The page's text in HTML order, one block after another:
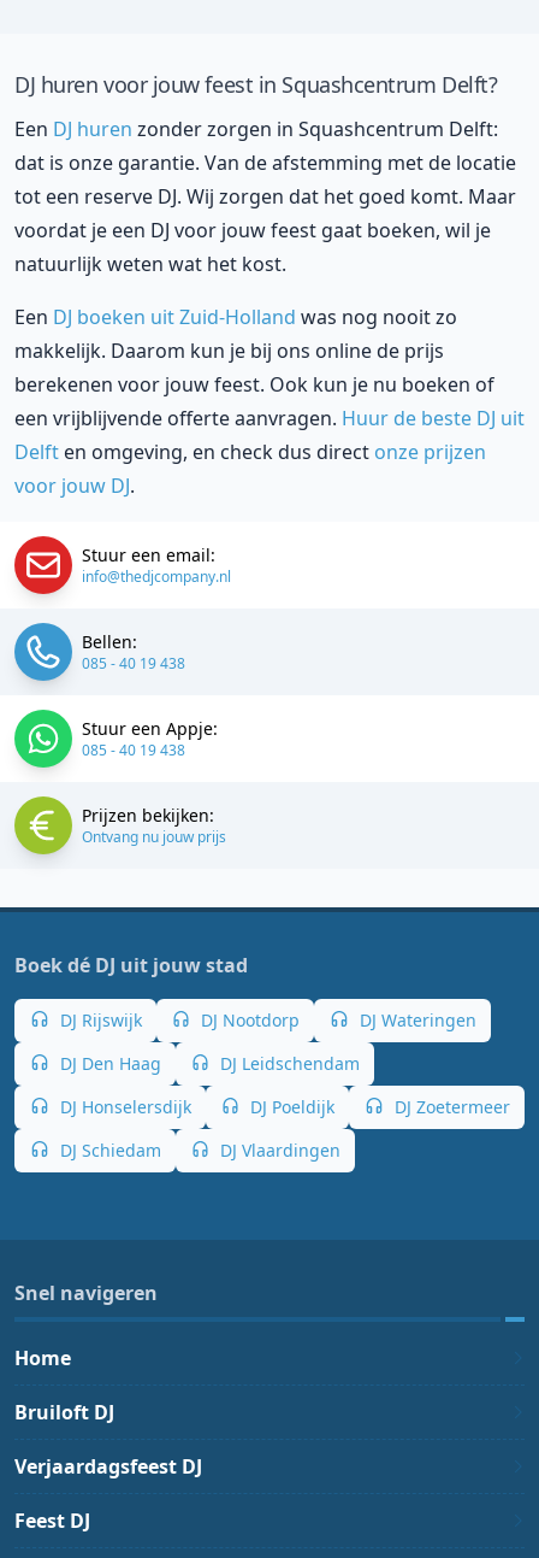
DJ huren voor jouw feest in Squashcentrum Delft?
Een DJ huren zonder zorgen in Squashcentrum Delft:
dat is onze garantie. Van de afstemming met de locatie
tot een reserve DJ. Wij zorgen dat het goed komt. Maar
voordat je een DJ voor jouw feest gaat boeken, wil je
natuurlijk weten wat het kost.
Een DJ boeken uit Zuid-Holland was nog nooit zo
makkelijk. Daarom kun je bij ons online de prijs
berekenen voor jouw feest. Ook kun je nu boeken of
een vrijblijvende offerte aanvragen. Huur de beste DJ uit
Delft en omgeving, en check dus direct onze prijzen
voor jouw DJ.
Stuur een email:
info@thedjcompany.nl
Bellen:
085 - 40 19 438
Stuur een Appje:
085 - 40 19 438
Prijzen bekijken:
Ontvang nu jouw prijs
Boek dé DJ uit jouw stad
DJ Rijswijk DJ Nootdorp
DJ Wateringen
DJ Den Haag
DJ Leidschendam
DJ Honselersdijk
DJ Poeldijk
DJ Zoetermeer
DJ Schiedam
DJ Vlaardingen
Snel navigeren
Home
Bruiloft DJ
Verjaardagsfeest DJ
Feest DJ